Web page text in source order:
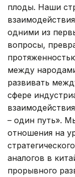
плоды. Наши
одними из
вопросы,
между
развивать
сфере
– один путь».
отношения на
аналогов в
прорывного